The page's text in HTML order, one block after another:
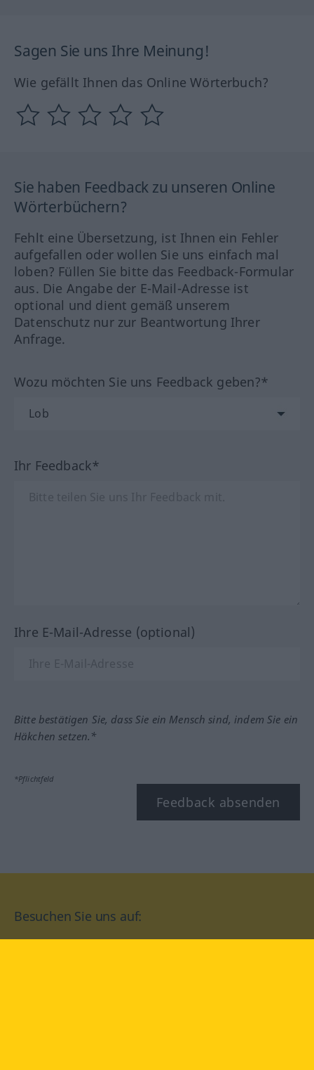
Sagen Sie uns Ihre Meinung!
Wie gefällt Ihnen das Online Wörterbuch?
Sie haben Feedback zu unseren Online
Wörterbüchern?
Fehlt eine Übersetzung, ist Ihnen ein Fehler
aufgefallen oder wollen Sie uns einfach mal
loben? Füllen Sie bitte das Feedback-Formular
aus. Die Angabe der E-Mail-Adresse ist
optional und dient gemäß unserem
Datenschutz nur zur Beantwortung Ihrer
Anfrage.
Wozu möchten Sie uns Feedback geben?*
Ihr Feedback*
Ihre E-Mail-Adresse (optional)
Bitte bestätigen Sie, dass Sie ein Mensch sind, indem Sie ein
Häkchen setzen.*
*Pflichtfeld
Feedback absenden
Besuchen Sie uns auf: